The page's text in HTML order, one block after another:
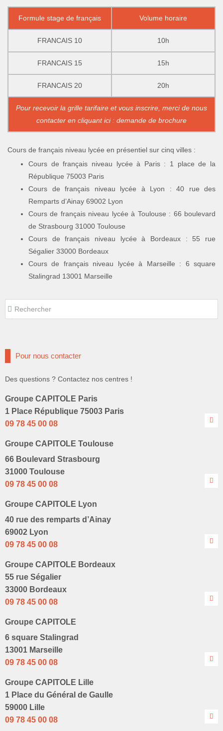
Formule stage de français Volume horaire
FRANCAIS 10 10h
FRANCAIS 15 15h
FRANCAIS 20 20h
Pour recevoir la grille tarifaire et vous inscrire, merci de nous
contacter en cliquant ici : demande de brochure
Cours de français niveau lycée en présentiel sur cinq villes :
Cours de français niveau lycée à Paris : 1 place de la
République 75003 Paris
Cours de français niveau lycée à Lyon : 40 rue des
Remparts d’Ainay 69002 Lyon
Cours de français niveau lycée à Toulouse : 66 boulevard
de Strasbourg 31000 Toulouse
Cours de français niveau lycée à Bordeaux : 55 rue
Ségalier 33000 Bordeaux
Cours de français niveau lycée à Marseille : 6 square
Stalingrad 13001 Marseille
Rechercher
Pour nous contacter
Des questions ? Contactez nos centres !
Groupe CAPITOLE Paris
1 Place République 75003 Paris
09 78 45 00 08
Groupe CAPITOLE Toulouse
66 Boulevard Strasbourg
31000 Toulouse
09 78 45 00 08
Groupe CAPITOLE Lyon
40 rue des remparts d’Ainay
69002 Lyon
09 78 45 00 08
Groupe CAPITOLE Bordeaux
55 rue Ségalier
33000 Bordeaux
09 78 45 00 08
Groupe CAPITOLE
6 square Stalingrad
13001 Marseille
09 78 45 00 08
Groupe CAPITOLE Lille
1 Place du Général de Gaulle
59000 Lille
09 78 45 00 08